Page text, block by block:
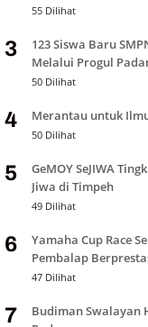
55 Dilihat
3
123 Siswa Baru
Melalui Progul
50 Dilihat
4 Merantau untuk
50 Dilihat
5
GeMOY SeJIWA
Jiwa di Timpeh
49 Dilihat
6
Yamaha Cup Race
Pembalap
47 Dilihat
7
Budiman Swalayan